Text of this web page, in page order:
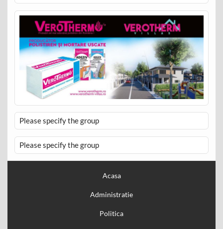
Please specify the group
Please specify the group
Acasa
Administratie
Politica